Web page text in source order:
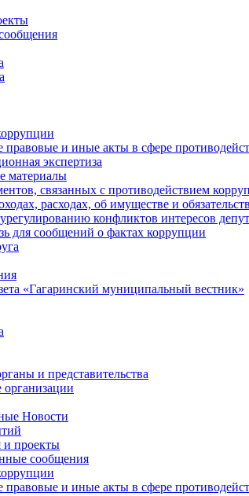
и иные акты в сфере
экспертиза
материалы
связанных с противодействием
расходах, об имуществе и
конфликтов интересов
для сообщений о фактах коррупции
«Гагаринский муниципальный вестник»
и представительства
Новости
и проекты
сообщения
и иные акты в сфере